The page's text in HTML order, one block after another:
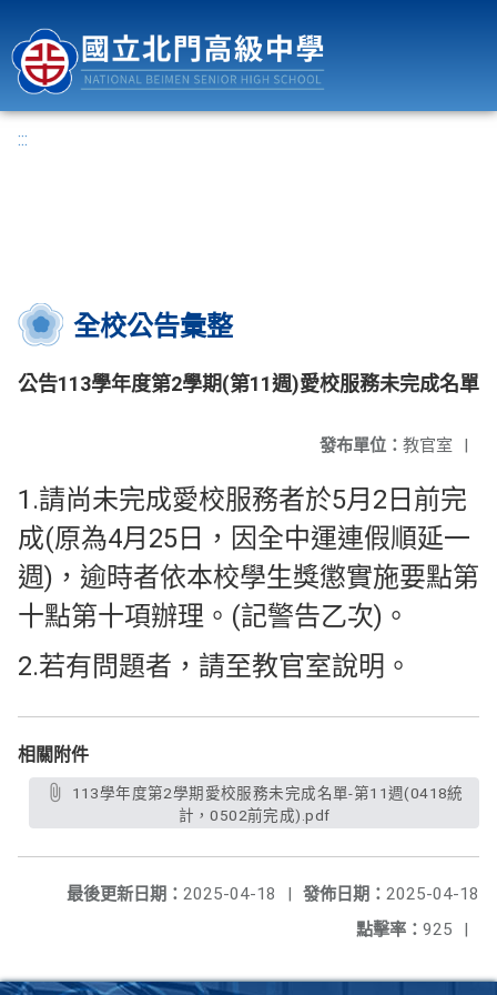
:::
全校公告彙整
公告113學年度第2學期(第11週)愛校服務未完成名單
發布單位： 教官室 |
1.請尚未完成愛校服務者於5月2日前完
成(原為4月25日，因全中運連假順延一
週)，逾時者依本校學生獎懲實施要點第
十點第十項辦理。(記警告乙次)。
2.若有問題者，請至教官室說明。
相關附件
計，0502前完成).pdf
發佈日期： 2025-04-18
最後更新日期： 2025-04-18
|
點擊率： 925 |